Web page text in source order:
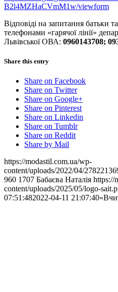
B2l4MZHaCVmM1w/viewform
Відповіді на запитання батьки
телефонами «гарячої лінії»
Львівської ОВА: 0960143708;
Share this entry
Share on Facebook
Share on Twitter
Share on Google+
Share on Pinterest
Share on Linkedin
Share on Tumblr
Share on Reddit
Share by Mail
https://modastil.com.ua/wp-
content/uploads/2022/04/
960 1707 Бабаєва Наталія https://
content/uploads/2025/05/logo-
07:51:482022-04-11 21:07:40